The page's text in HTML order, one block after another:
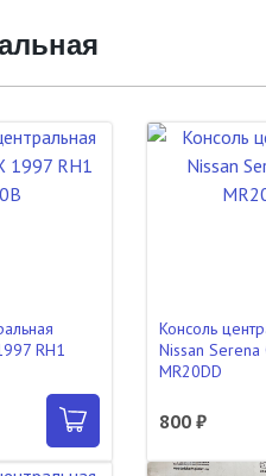
RH1
Консоль
Nissan Serena
MR20DD
800 ₽